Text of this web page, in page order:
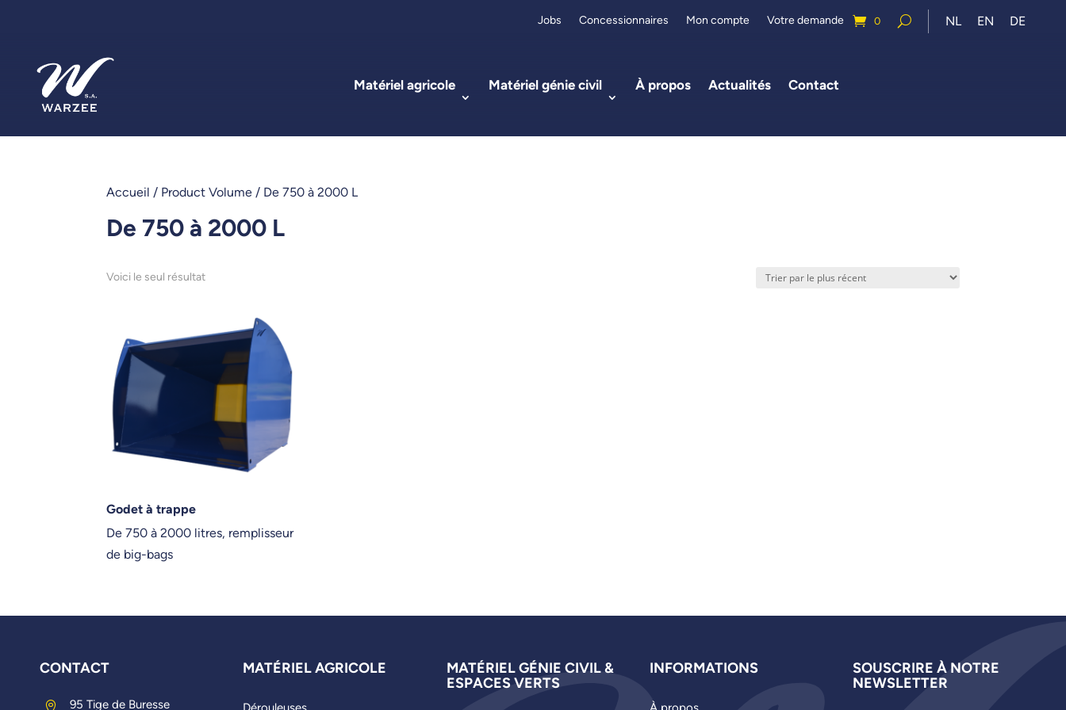
Jobs Concessionnaires Mon compte Votre demande 0 NL EN DE
Matériel agricole Matériel génie civil À propos Actualités Contact
Accueil / Product Volume / De 750 à 2000 L
De 750 à 2000 L
Voici le seul résultat
Godet à trappe
De 750 à 2000 litres, remplisseur
de big-bags
CONTACT
 95 Tige de Buresse
MATÉRIEL AGRICOLE
MATÉRIEL GÉNIE CIVIL &
ESPACES VERTS
INFORMATIONS
SOUSCRIRE À NOTRE
NEWSLETTER